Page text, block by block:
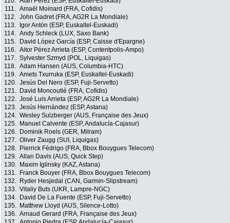
111. Amaël Moinard (FRA, Cofidis)
112. John Gadret (FRA, AG2R La Mondiale)
113.
Igor Antón (ESP, Euskaltel-Euskadi)
114. Andy Schleck (LUX, Saxo Bank)
115.
David López García (ESP, Caisse d'Epargne)
116. Aitor Pérez Arrieta (ESP, Contentpolis-Ampo)
117. Sylvester Szmyd (POL, Liquigas)
118. Adam Hansen (AUS, Columbia-HTC)
119. Amets Txurruka (ESP, Euskaltel-Euskadi)
120. Jesús Del Nero (ESP, Fuji-Servetto)
121.
David Moncoutié (FRA, Cofidis)
122. José Luis Arrieta (ESP, AG2R La Mondiale)
123. Jesús Hernández (ESP, Astana)
124. Wesley Sulzberger (AUS, Française des Jeux)
125.
Manuel Calvente (ESP, Andalucía-Cajasur)
126.
Dominik Roels (GER, Milram)
127. Oliver Zaugg (SUI, Liquigas)
128.
Pierrick Fédrigo (FRA, Bbox Bouygues Telecom)
129. Allan Davis (AUS, Quick Step)
130.
Maxim Iglinsky (KAZ, Astana)
131.
Franck Bouyer (FRA, Bbox Bouygues Telecom)
132.
Ryder Hesjedal (CAN, Garmin-Slipstream)
133. Vitaliy Buts (UKR, Lampre-NGC)
134.
David De La Fuente (ESP, Fuji-Servetto)
135.
Matthew Lloyd (AUS, Silence-Lotto)
136. Arnaud Gerard (FRA, Française des Jeux)